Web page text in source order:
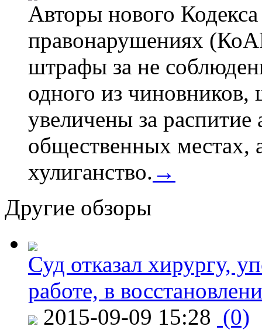
Авторы нового
правонарушениях
штрафы за не
одного из
увеличены за распитие
общественных местах,
хулиганство. →
Другие обзоры
Суд отказал хирургу,
работе, в
2015-09-09 15:28 (0)